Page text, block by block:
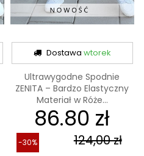
Dostawa wtorek
Ultrawygodne Spodnie
ZENITA – Bardzo Elastyczny
Materiał w Róże...
86.80 zł
124,00 zł
-30%